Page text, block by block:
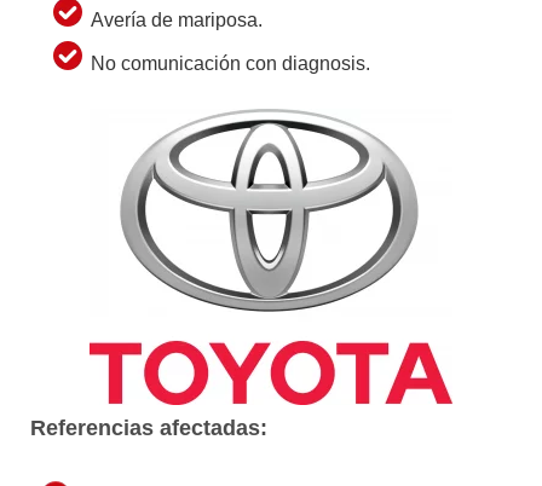
Avería de mariposa.
No comunicación con diagnosis.
Referencias afectadas: